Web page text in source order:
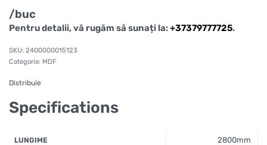
/buc
Pentru detalii, vă rugăm să sunați la:+37379777725.
2400000015123
Categorie: MDF
Distribuie
Specifications
LUNGIME 2800mm